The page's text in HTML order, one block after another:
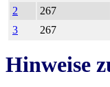
2
267
3
267
Hinweise